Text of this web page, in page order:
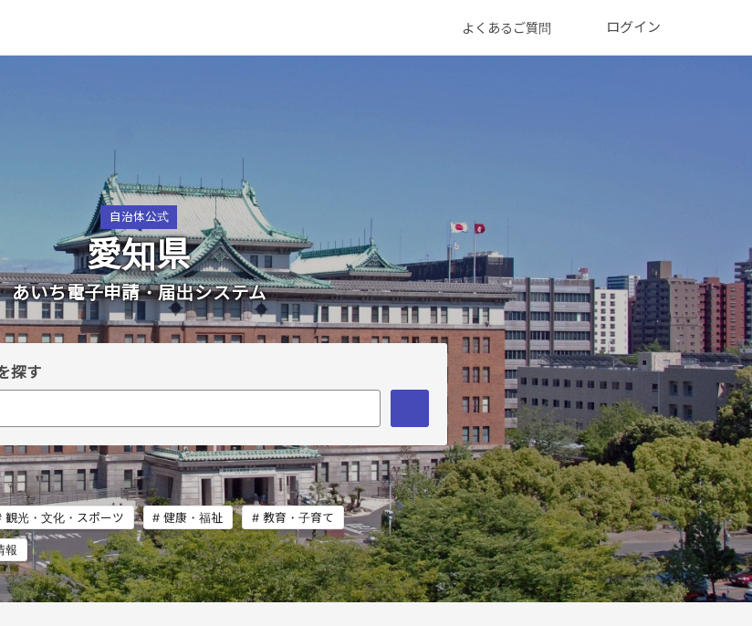
よくあるご質問 ログイン
自治体公式
愛知県
あいち電子申請・届出システム
探す
観光・文化・スポーツ #健康・福祉 # 教育・子育て
報